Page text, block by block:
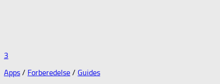
3
Apps / Forberedelse / Guides